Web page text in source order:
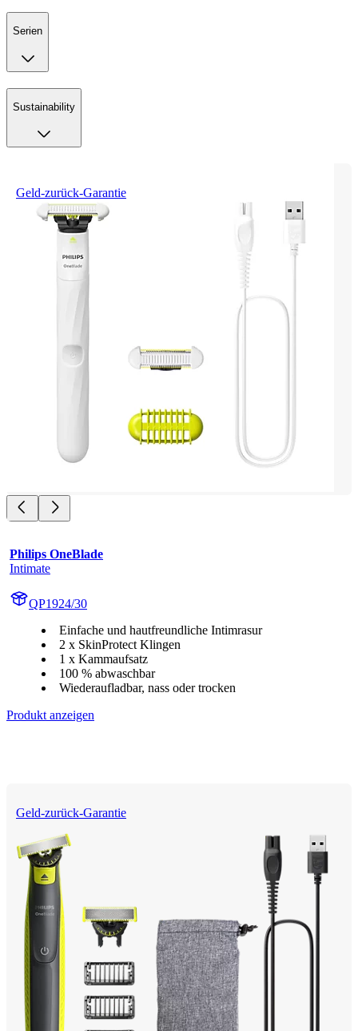
Serien
Sustainability
Geld-zurück-Garantie
Philips OneBlade
Intimate
QP1924/30
Einfache und hautfreundliche Intimrasur
2 x SkinProtect Klingen
1 x Kammaufsatz
100 % abwaschbar
Wiederaufladbar, nass oder trocken
Produkt anzeigen
Geld-zurück-Garantie